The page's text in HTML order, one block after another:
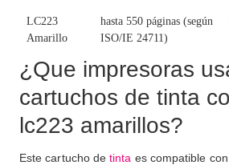
LC223
Amarillo
hasta 550 páginas (según
ISO/IE 24711)
¿Que impresoras
cartuchos de tinta
lc223 amarillos?
Este cartucho detinta es compatible